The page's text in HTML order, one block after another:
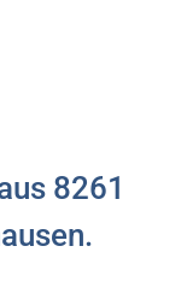
8261